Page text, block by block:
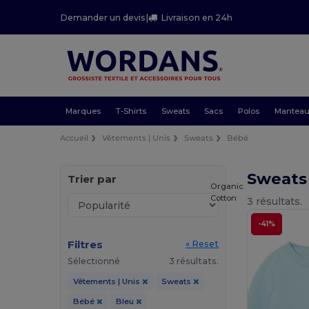
Demander un devis| Livraison en 24h
Marques T-Shirts Sweats Sacs Polos
Accueil Vêtements | Unis Sweats Bébé
Trier par
Filtres
« Reset
Sélectionné
3 résultats.
Vêtements | Unis Sweats
Bébé Bleu
3 résultats.
-41%
Organic
Cotton